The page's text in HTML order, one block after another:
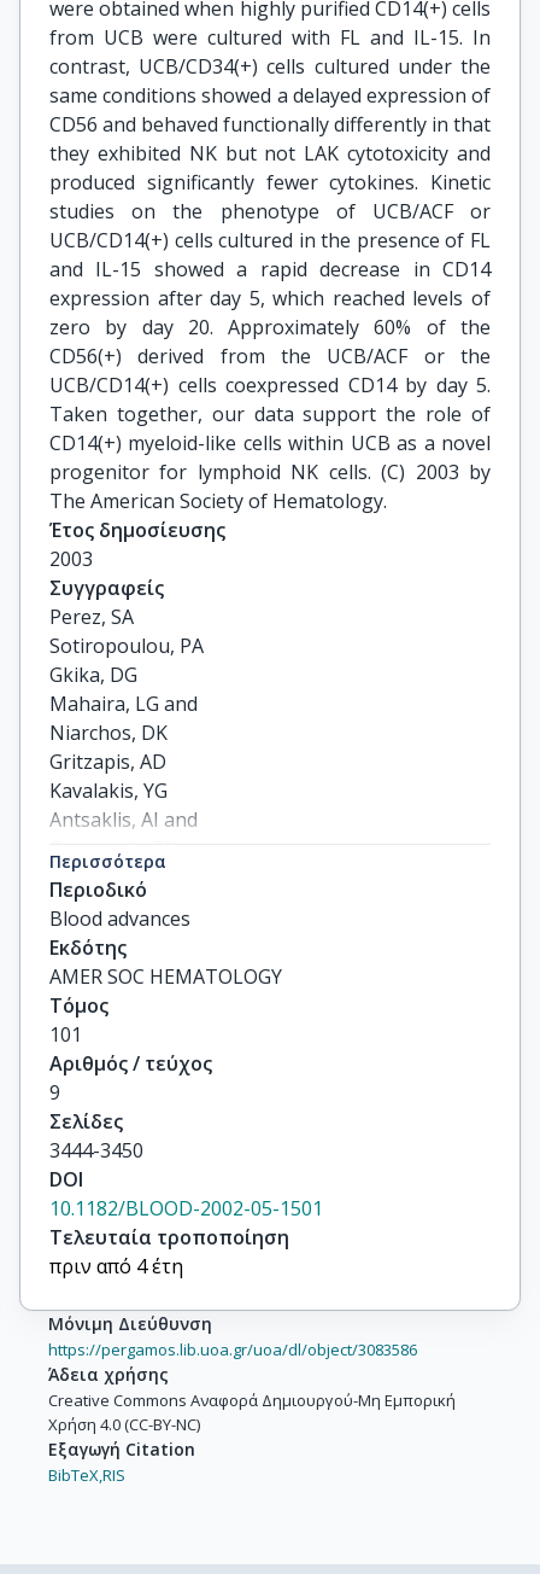
were obtained when highly purified CD14(+) cells
from UCB were cultured with FL and IL-15. In
contrast, UCB/CD34(+) cells cultured under the
same conditions showed a delayed expression of
CD56 and behaved functionally differently in that
they exhibited NK but not LAK cytotoxicity and
produced significantly fewer cytokines. Kinetic
studies on the phenotype of UCB/ACF or
UCB/CD14(+) cells cultured in the presence of FL
and IL-15 showed a rapid decrease in CD14
expression after day 5, which reached levels of
zero by day 20. Approximately 60% of the
CD56(+) derived from the UCB/ACF or the
UCB/CD14(+) cells coexpressed CD14 by day 5.
Taken together, our data support the role of
CD14(+) myeloid-like cells within UCB as a novel
progenitor for lymphoid NK cells. (C) 2003 by
The American Society of Hematology.
Έτος δημοσίευσης
2003
Συγγραφείς
Perez, SA
Sotiropoulou, PA
Gkika, DG
Mahaira, LG and
Niarchos, DK
Gritzapis, AD
Kavalakis, YG
Antsaklis, AI and
Baxevanis, CN
Papamichail, M
Περισσότερα
Περιοδικό
Blood advances
Εκδότης
AMER SOC HEMATOLOGY
Τόμος
101
Αριθμός / τεύχος
9
Σελίδες
3444-3450
DOI
10.1182/BLOOD-2002-05-1501
Τελευταία τροποποίηση
πριν από 4 έτη
Μόνιμη Διεύθυνση
https://pergamos.lib.uoa.gr/uoa/dl/object/3083586
Άδεια χρήσης
Creative Commons Αναφορά Δημιουργού-Μη Εμπορική
Χρήση 4.0 (CC-BY-NC)
Εξαγωγή Citation
BibTeX,RIS